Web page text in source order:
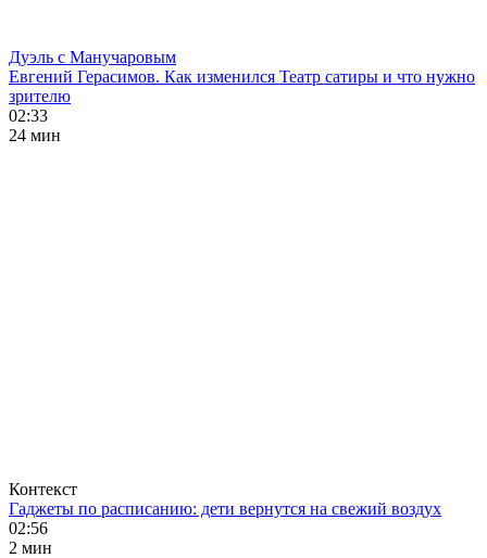
Дуэль с Манучаровым
Евгений Герасимов. Как изменился Театр сатиры и что нужно
зрителю
02:33
24 мин
Контекст
Гаджеты по расписанию: дети вернутся на свежий воздух
02:56
2 мин